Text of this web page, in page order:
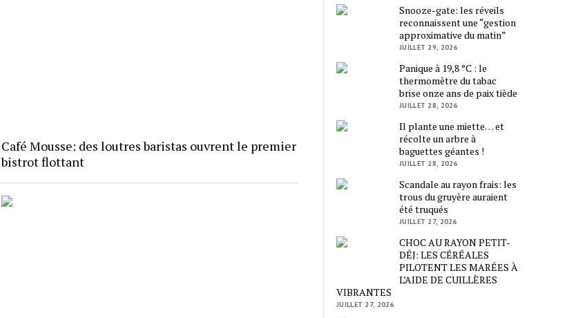
Café Mousse: des loutres baristas ouvrent le premier
bistrot flottant
Snooze-gate: les réveils
reconnaissent une “gestion
approximative du matin”
JUILLET 29, 2026
Panique à 19,8 °C : le
thermomètre du tabac
brise onze ans de paix tiède
JUILLET 28, 2026
Il plante une miette… et
récolte un arbre à
baguettes géantes !
JUILLET 28, 2026
Scandale au rayon frais: les
trous du gruyère auraient
été truqués
JUILLET 27, 2026
CHOC AU RAYON PETIT-
DÉJ: LES CÉRÉALES
PILOTENT LES MARÉES À
L’AIDE DE CUILLÈRES
VIBRANTES
JUILLET 27, 2026